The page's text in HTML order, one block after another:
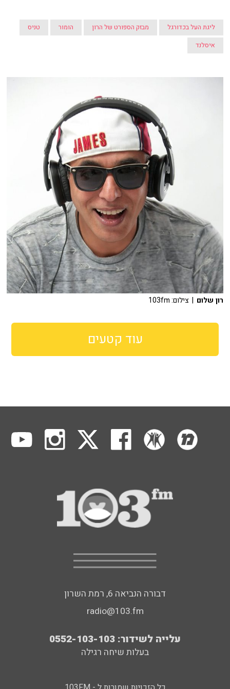
ליגת העל בכדורגל מבזק הספורט של הרון הומור
טניס
איסלנד
רון שלום | צילום: 103fm
עוד קטעים
דבורה הנביאה 6, רמת השרון
radio@103.fm
עלייה לשידור: 0552-103-103
בעלות שיחה רגילה